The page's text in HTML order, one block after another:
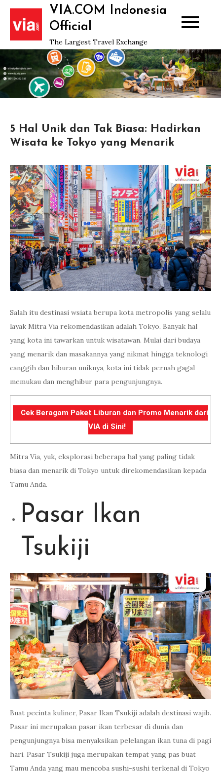
Skip
content
VIA.COM Indonesia
Official
The Largest Travel Exchange
5 Hal Unik dan Tak Biasa: Hadirkan
Wisata ke Tokyo yang Menarik
Salah itu destinasi wsiata berupa kota metropolis yang selalu
layak Mitra Via rekomendasikan adalah Tokyo. Banyak hal
yang kota ini tawarkan untuk wisatawan. Mulai dari budaya
yang menarik dan masakannya yang nikmat hingga teknologi
canggih dan hiburan uniknya, kota ini tidak pernah gagal
memukau dan menghibur para pengunjungnya.
Cek Beragam Paket Liburan dan Promo Menarik dari
VIA di Sini!
Mitra Via, yuk, eksplorasi beberapa hal yang paling tidak
biasa dan menarik di Tokyo untuk direkomendasikan kepada
Tamu Anda.
Pasar Ikan
Tsukiji
Buat pecinta kuliner, Pasar Ikan Tsukiji adalah destinasi wajib.
Pasar ini merupakan pasar ikan terbesar di dunia dan
pengunjungnya bisa menyaksikan pelelangan ikan tuna di pagi
hari. Pasar Tsukiji juga merupakan tempat yang pas buat
Tamu Anda yang mau mencoba sushi-sushi terkenal di Tokyo